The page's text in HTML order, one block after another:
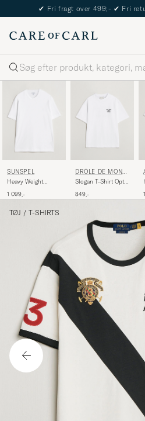
✔ Fri fragt over 499;- ✔ Fri
Søg
SUNSPEL
Heavy Weight
Shirt White
1 099,-
DRÔLE DE MONSI
EUR
Slogan T-Shirt Optic
849,-
TØJ / T-SHIRTS